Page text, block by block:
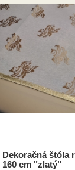
Dekoračná štóla
160 cm "zlatý"